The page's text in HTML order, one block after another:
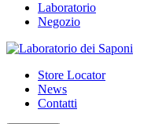
Laboratorio
Negozio
Store Locator
News
Contatti